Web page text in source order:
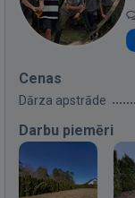
Cenas
Dārza apstrāde
Darbu piemēri